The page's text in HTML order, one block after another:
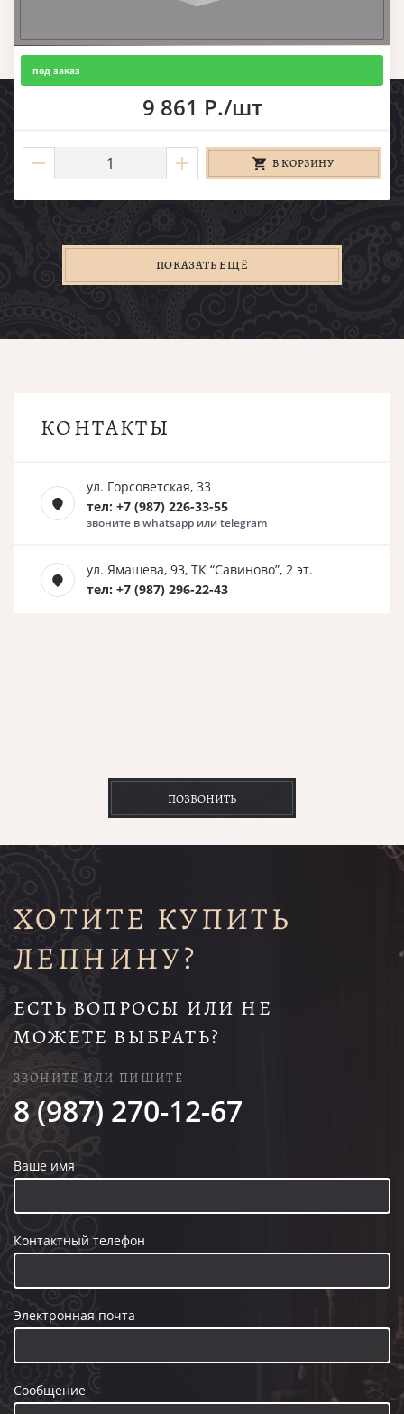
под заказ
9 861 Р./шт
В КОРЗИНУ
ПОКАЗАТЬ ЕЩЁ
КОНТАКТЫ
ул. Горсоветская, 33
тел: +7 (987) 226-33-55
звоните в whatsapp или telegram
ул. Ямашева, 93, ТК “Савиново”, 2 эт.
тел: +7 (987) 296-22-43
ПОЗВОНИТЬ
ХОТИТЕ КУПИТЬ
ЛЕПНИНУ?
ЕСТЬ ВОПРОСЫ ИЛИ НЕ
МОЖЕТЕ ВЫБРАТЬ?
ЗВОНИТЕ ИЛИ ПИШИТЕ
8 (987) 270-12-67
Ваше имя
Контактный телефон
Электронная почта
Сообщение